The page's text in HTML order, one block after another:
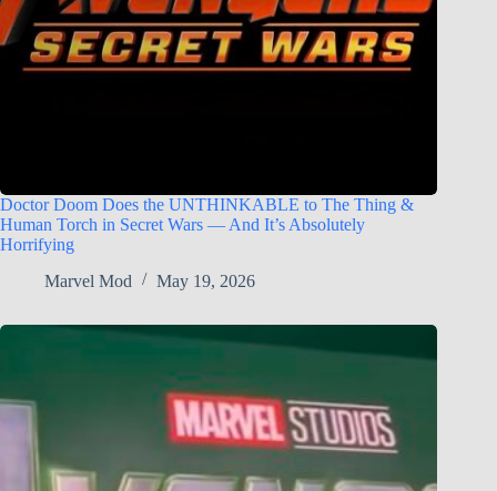
Doctor Doom Does the UNTHINKABLE to The Thing &
Human Torch in Secret Wars — And It’s Absolutely
Horrifying
Marvel Mod
May 19, 2026